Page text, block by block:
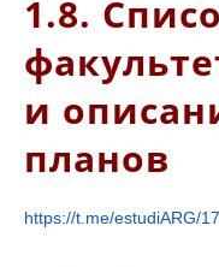
1.8.
и
планов
https://t.me/estudiARG/